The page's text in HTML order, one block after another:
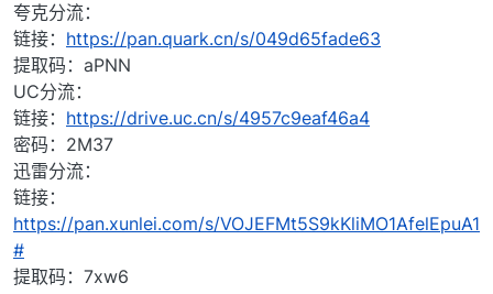
夸克分流：
链接： https://pan.quark.cn/s/049d65fade63
提取码：aPNN
UC分流：
链接： https://drive.uc.cn/s/4957c9eaf46a4
密码：2M37
迅雷分流：
链接：
https://pan.xunlei.com/s/VOJEFMt5S9kKliMO1AfelEpuA1
#
提取码：7xw6